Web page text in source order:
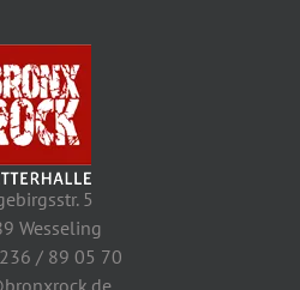
5
Wesseling
/ 89 05 70